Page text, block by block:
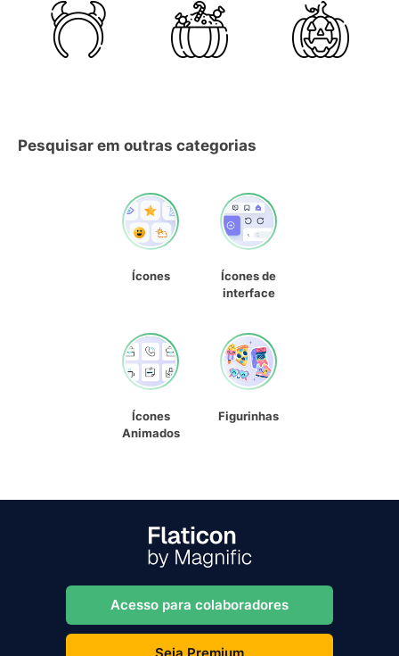
Pesquisar em outras categorias
Ícones
Ícones de
interface
Ícones
Animados
Figurinhas
Acesso para colaboradores